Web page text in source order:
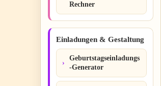
Rechner
Einladungen & Gestaltung
Geburtstagseinladungs
-Generator